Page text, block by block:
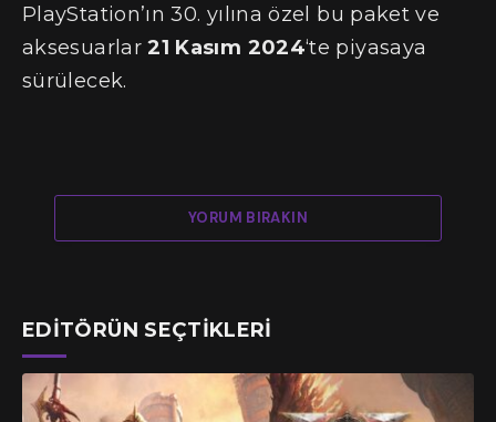
PlayStation’ın 30. yılına özel bu paket ve
aksesuarlar21 Kasım 2024‘te piyasaya
sürülecek.
YORUM BIRAKIN
EDITÖRÜN SEÇTIKLERI